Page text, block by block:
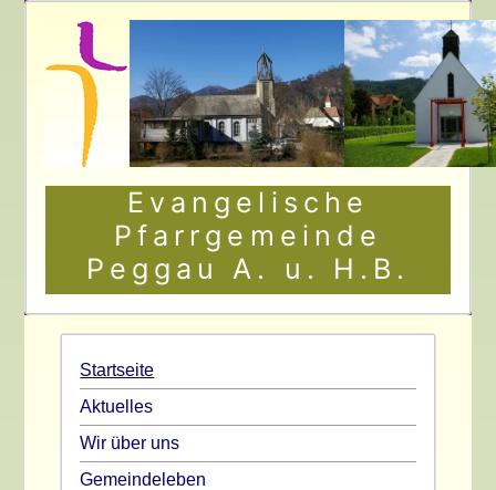
Evangelische
Pfarrgemeinde
Peggau A. u. H.B.
Startseite
Aktuelles
Wir über uns
Gemeindeleben